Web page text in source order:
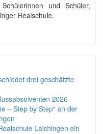
und Schüler,
Realschule.
drei geschätzte
2026
– Step by Step“ an der
Laichingen ein